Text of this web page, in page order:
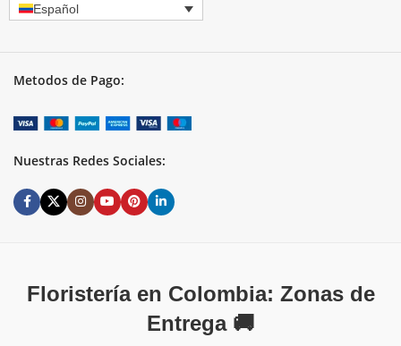
Español
Metodos de Pago:
Nuestras Redes Sociales:
Floristería en Colombia: Zonas de
Entrega 🚚